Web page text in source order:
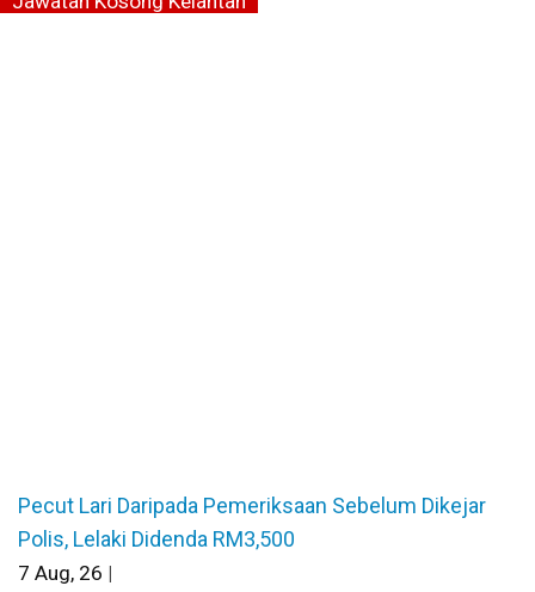
Pecut Lari Daripada Pemeriksaan Sebelum Dikejar
Polis, Lelaki Didenda RM3,500
7 Aug, 26 |